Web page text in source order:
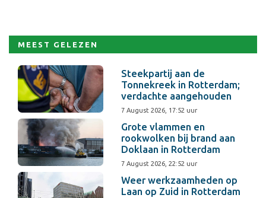
MEEST GELEZEN
Steekpartij aan de
Tonnekreek in Rotterdam;
verdachte aangehouden
7 August 2026, 17:52 uur
Grote vlammen en
rookwolken bij brand aan
Doklaan in Rotterdam
7 August 2026, 22:52 uur
Weer werkzaamheden op
Laan op Zuid in Rotterdam